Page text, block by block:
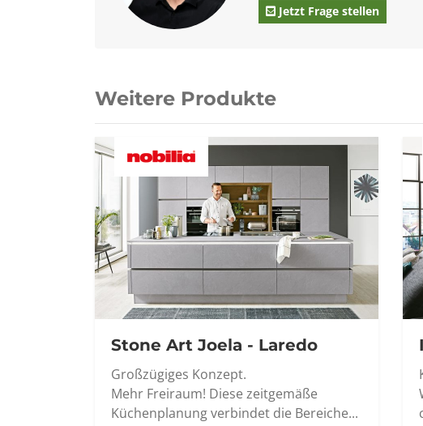
Jetzt Frage stellen
Weitere Produkte
Stone Art Joela - Laredo
Großzügiges Konzept.
Mehr Freiraum! Diese zeitgemäße
Küchenplanung verbindet die Bereiche...